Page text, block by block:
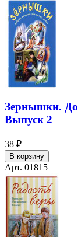
Зернышки.
Выпуск 2
38 ₽
В корзину
Арт. 01815